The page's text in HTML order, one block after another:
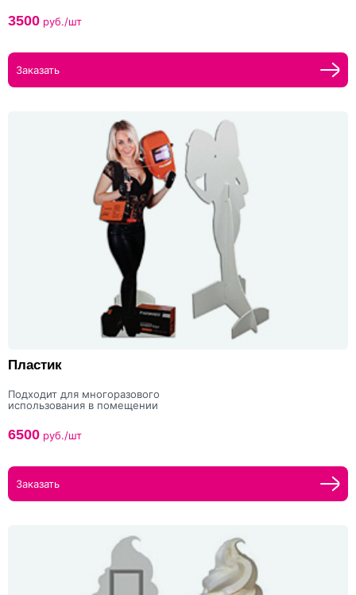
3500 руб./шт
Заказать
Пластик
Подходит для многоразового
использования в помещении
6500 руб./шт
Заказать